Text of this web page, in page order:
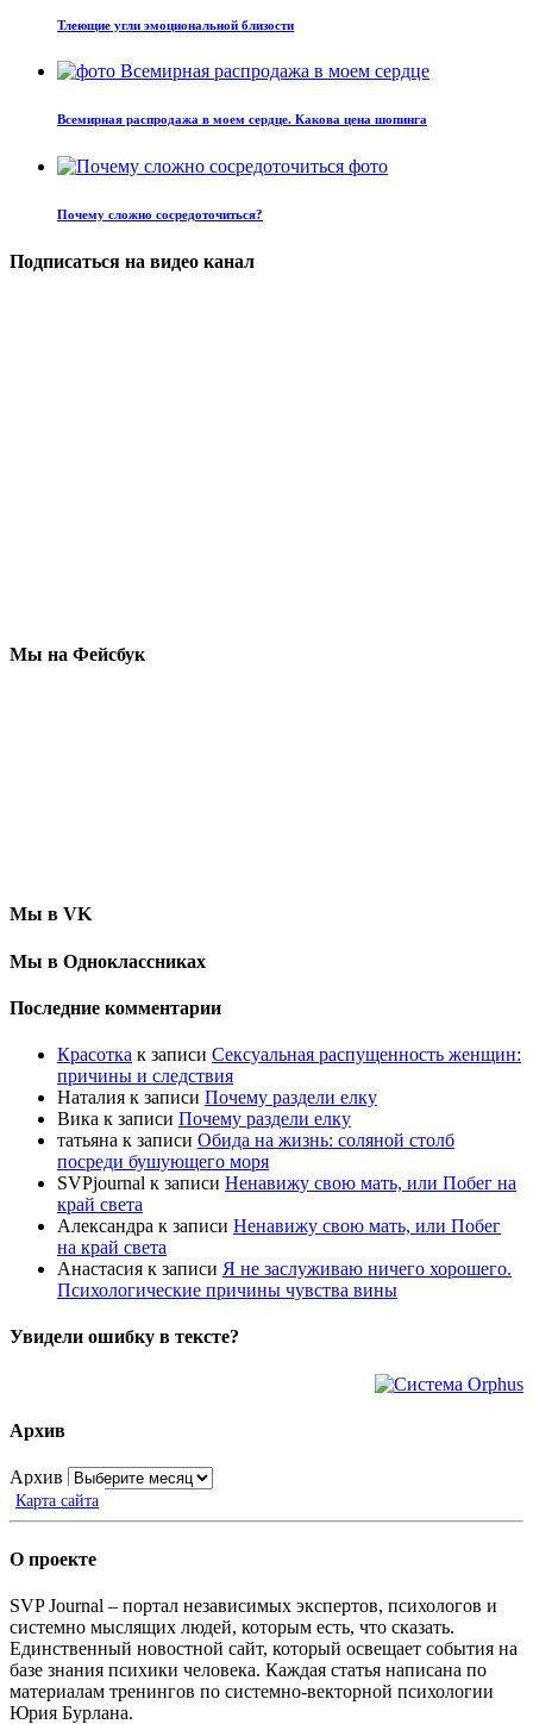
Тлеющие угли эмоциональной близости
Всемирная распродажа в моем сердце. Какова цена шопинга
Почему сложно сосредоточиться?
Подписаться на видео канал
Мы на Фейсбук
Мы в VK
Мы в Одноклассниках
Последние комментарии
Красотка к записи Сексуальная распущенность женщин:
причины и следствия
Наталия к записи Почему раздели елку
Вика к записи Почему раздели елку
татьяна к записи Обида на жизнь: соляной столб
посреди бушующего моря
SVPjournal к записи Ненавижу свою мать, или Побег на
край света
Александра к записи Ненавижу свою мать, или Побег
на край света
Анастасия к записи Я не заслуживаю ничего хорошего.
Психологические причины чувства вины
Увидели ошибку в тексте?
Архив
Архив
Карта сайта
О проекте
SVP Journal – портал независимых экспертов, психологов и
системно мыслящих людей, которым есть, что сказать.
Единственный новостной сайт, который освещает события на
базе знания психики человека. Каждая статья написана по
материалам тренингов по системно-векторной психологии
Юрия Бурлана.